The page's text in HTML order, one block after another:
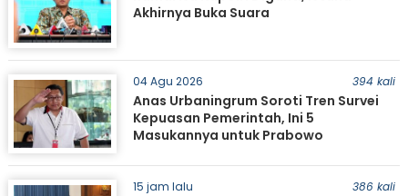
Akhirnya Buka Suara
04 Agu 2026 394 kali
Anas Urbaningrum Soroti Tren Survei
Kepuasan Pemerintah, Ini 5
Masukannya untuk Prabowo
15 jam lalu 386 kali